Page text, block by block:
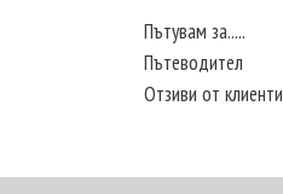
Пътувам за.....
Пътеводител
Отзиви от клиенти